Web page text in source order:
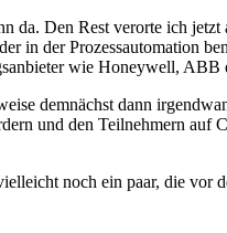
Den Rest verorte ich
in der Prozessautomation
wie Honeywell, ABB
demnächst dann
und den Teilnehmern
noch ein paar, die